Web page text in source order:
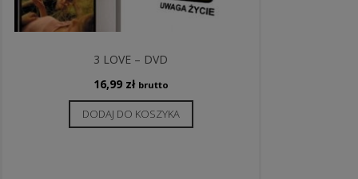
3 LOVE – DVD
16,99 zł brutto
DODAJ DO KOSZYKA